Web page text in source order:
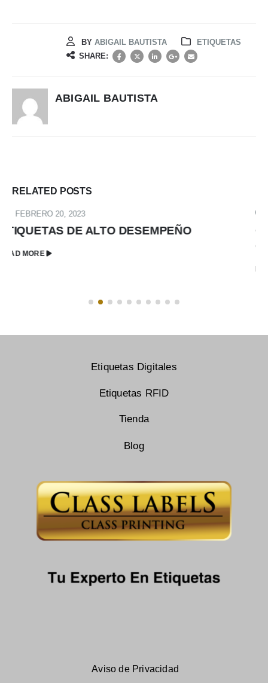
BY ABIGAIL BAUTISTA
ETIQUETAS
SHARE:
ABIGAIL BAUTISTA
RELATED POSTS
JUNIO 5, 2023
CONSEJOS PARA DISEÑAR ETIQUETAS DE
Etiquetas Digitales
Etiquetas RFID
Tienda
Blog
Aviso de Privacidad